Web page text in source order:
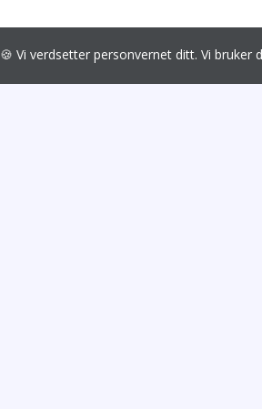
🍪 Vi verdsetter personvernet ditt. Vi